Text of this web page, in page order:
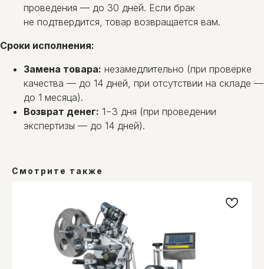
проведения — до 30 дней. Если брак
не подтвердится, товар возвращается вам.
Сроки исполнения:
Замена товара: незамедлительно (при проверке
качества — до 14 дней, при отсутствии на складе —
до 1 месяца).
Возврат денег: 1−3 дня (при проведении
экспертизы — до 14 дней).
Смотрите также